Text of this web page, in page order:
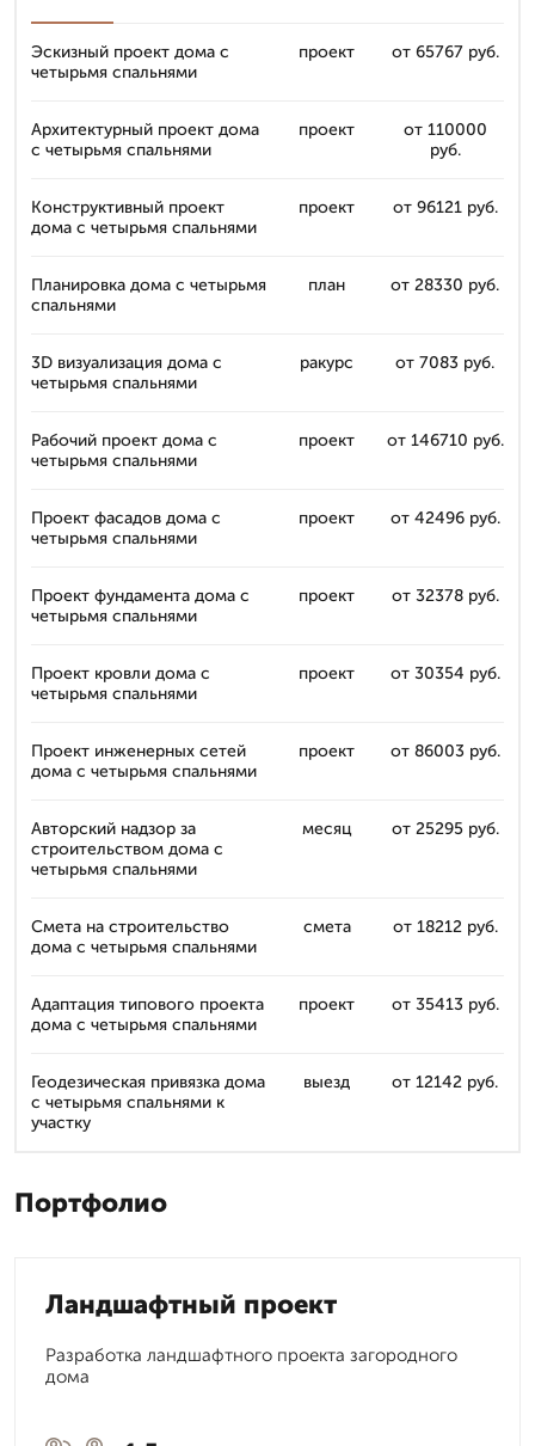
Эскизный проект дома с
четырьмя спальнями
проект от 65767 руб.
Архитектурный проект дома
с четырьмя спальнями
проект
от 110000
руб.
Конструктивный проект
дома с четырьмя спальнями
проект от 96121 руб.
Планировка дома с четырьмя
спальнями
план от 28330 руб.
3D визуализация дома с
четырьмя спальнями
ракурс от 7083 руб.
Рабочий проект дома с
четырьмя спальнями
проект от 146710 руб.
Проект фасадов дома с
четырьмя спальнями
проект от 42496 руб.
Проект фундамента дома с
четырьмя спальнями
проект от 32378 руб.
Проект кровли дома с
четырьмя спальнями
проект от 30354 руб.
Проект инженерных сетей
дома с четырьмя спальнями
проект от 86003 руб.
Авторский надзор за
строительством дома с
четырьмя спальнями
месяц от 25295 руб.
Смета на строительство
дома с четырьмя спальнями
смета от 18212 руб.
Адаптация типового проекта
дома с четырьмя спальнями
проект от 35413 руб.
Геодезическая привязка дома
с четырьмя спальнями к
участку
выезд от 12142 руб.
Портфолио
Ландшафтный проект
Разработка ландшафтного проекта загородного
дома